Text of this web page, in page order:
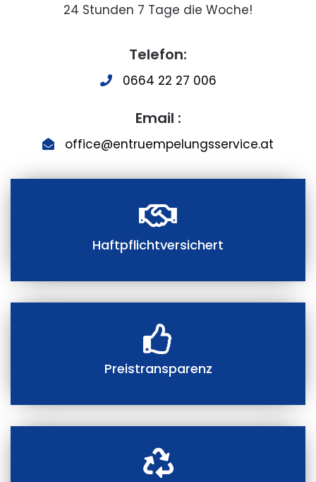
24 Stunden 7 Tage die Woche!
Telefon:
0664 22 27 006
Email :
office@entruempelungsservice.at
Haftpflichtversichert
Preistransparenz